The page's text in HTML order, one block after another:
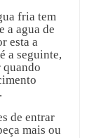
fria tem
a agua de
esta a
a seguinte,
quando
de entrar
mais ou